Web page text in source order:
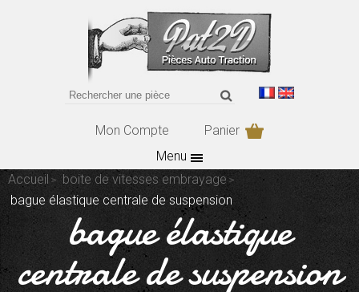
Mon Compte
Panier
Menu
Accueil
boite de vitesses embrayage
bague élastique centrale de suspension
bague élastique
centrale de suspension